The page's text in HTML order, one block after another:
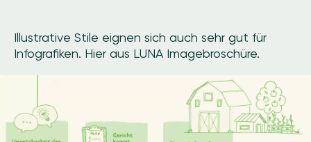
Illustrative Stile eignen sich auch sehr gut für
Infografiken. Hier aus LUNA Imagebroschüre.